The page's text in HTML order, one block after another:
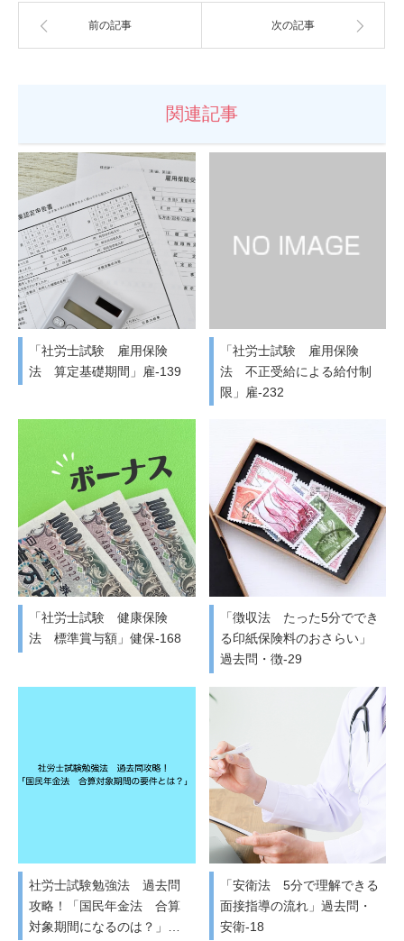
前の記事 次の記事
関連記事
「社労士試験 雇用保険
法 算定基礎期間」雇-139
「社労士試験 雇用保険
法 不正受給による給付制
限」雇-232
「社労士試験 健康保険
法 標準賞与額」健保-168
「徴収法 たった5分ででき
る印紙保険料のおさらい」
過去問・徴-29
社労士試験勉強法 過去問
攻略！「国民年金法 合算
対象期間になるのは？」…
「安衛法 5分で理解できる
面接指導の流れ」過去問・
安衛-18